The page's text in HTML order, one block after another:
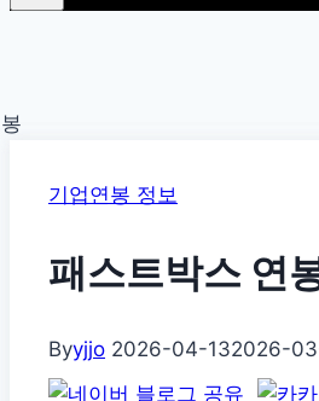
기업연봉 정보
패스트박스 연
Byyjjo 2026-04-132026-